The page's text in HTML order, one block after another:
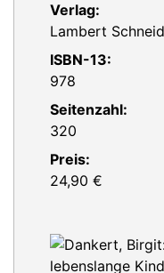
Verlag:
Lambert
ISBN-13:
978
Seitenzahl:
320
Preis:
24,90 €